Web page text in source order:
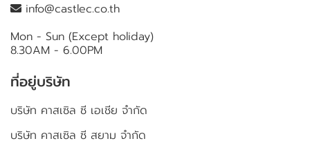
info@castlec.co.th
Mon - Sun (Except holiday)
8.30AM - 6.00PM
ที่อยู่บริษัท
บริษัท คาสเซิล ซี เอเชีย จำกัด
บริษัท คาสเซิล ซี สยาม จำกัด